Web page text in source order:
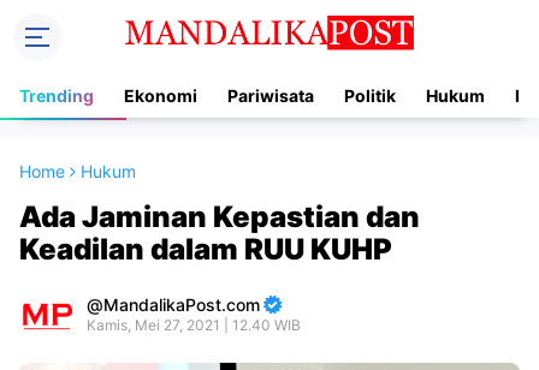
Trending Ekonomi Pariwisata Politik Hukum
Home Hukum
Ada Jaminan Kepastian dan
Keadilan dalam RUU KUHP
MandalikaPost.com
Kamis, Mei 27, 2021 | 12.40 WIB